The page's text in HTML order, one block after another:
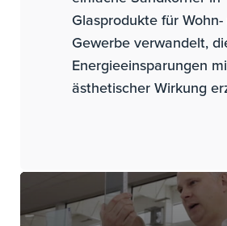
Glasprodukte für
Gewerbe verwandelt,
Energieeinsparungen
ästhetischer Wirkung